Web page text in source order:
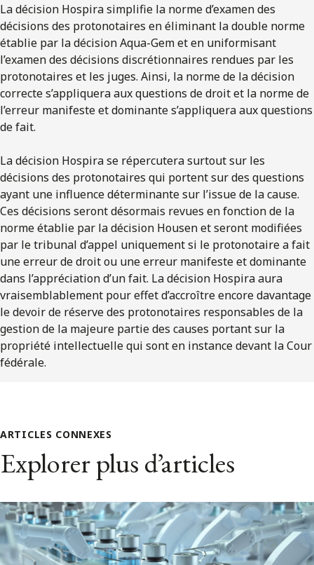
La décision Hospira simplifie la norme d’examen des
décisions des protonotaires en éliminant la double norme
établie par la décision Aqua-Gem et en uniformisant
l’examen des décisions discrétionnaires rendues par les
protonotaires et les juges. Ainsi, la norme de la décision
correcte s’appliquera aux questions de droit et la norme de
l’erreur manifeste et dominante s’appliquera aux questions
de fait.
La décision Hospira se répercutera surtout sur les
décisions des protonotaires qui portent sur des questions
ayant une influence déterminante sur l’issue de la cause.
Ces décisions seront désormais revues en fonction de la
norme établie par la décision Housen et seront modifiées
par le tribunal d’appel uniquement si le protonotaire a fait
une erreur de droit ou une erreur manifeste et dominante
dans l’appréciation d’un fait. La décision Hospira aura
vraisemblablement pour effet d’accroître encore davantage
le devoir de réserve des protonotaires responsables de la
gestion de la majeure partie des causes portant sur la
propriété intellectuelle qui sont en instance devant la Cour
fédérale.
ARTICLES CONNEXES
Explorer plus d’articles